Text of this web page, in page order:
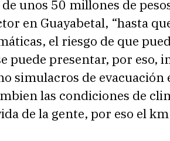
unos 50 millones de
en Guayabetal, “hasta
el riesgo de que
puede presentar, por eso,
simulacros de evacuación
las condiciones de
de la gente, por eso el